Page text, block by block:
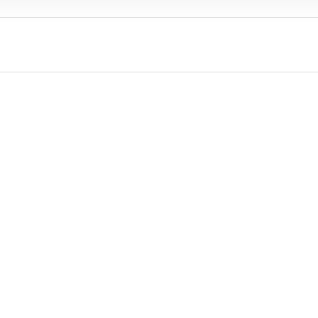
und absolut witterungs- und kältebeständig.
auf ein gewisses Untermaß, d.h. etwas kleiner als das
Dabei ist zu berücksichtigen, dass auch nachts die
im Frühling die Nächte noch durchaus kalt sind und
„auf Temperatur kommt“, insbesondere, wenn sie im
Ist die Temperatur zu hoch: Folie weich,
unelastisch, zu klein.
die